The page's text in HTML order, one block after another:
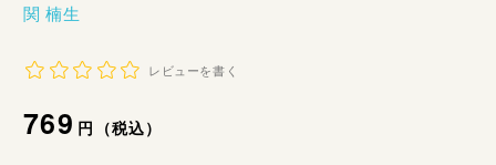
関 楠生
レビューを書く
通
769円（税込）